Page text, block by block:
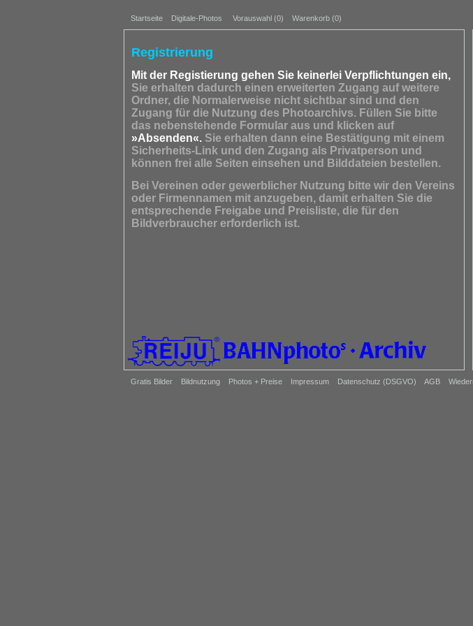
Startseite Digitale-Photos Vorauswahl (0) Warenkorb (0)
Gratis Bilder Bildnutzung Photos + Preise Impressum Datenschutz (DSGVO) AGB
Registrierung
Mit der Registierung gehen Sie keinerlei Verpflichtungen ein,
Sie erhalten dadurch einen erweiterten Zugang auf weitere
Ordner, die Normalerweise nicht sichtbar sind und den
Zugang für die Nutzung des Photoarchivs. Füllen Sie bitte
das nebenstehende Formular aus und klicken auf
»Absenden«. Sie erhalten dann eine Bestätigung mit einem
Sicherheits-Link und den Zugang als Privatperson und
können frei alle Seiten einsehen und Bilddateien bestellen.
Bei Vereinen oder gewerblicher Nutzung bitte wir den Vereins
oder Firmennamen mit anzugeben, damit erhalten Sie die
entsprechende Freigabe und Preisliste, die für den
Bildverbraucher erforderlich ist.